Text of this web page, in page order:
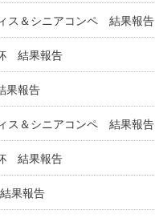
＆シニアコンペ 結果報告
結果報告
報告
＆シニアコンペ 結果報告
結果報告
果報告